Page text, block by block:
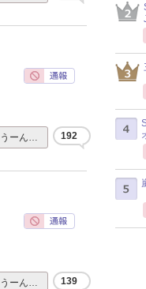
うーん… 192
うーん… 139